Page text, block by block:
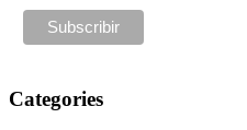
Categories